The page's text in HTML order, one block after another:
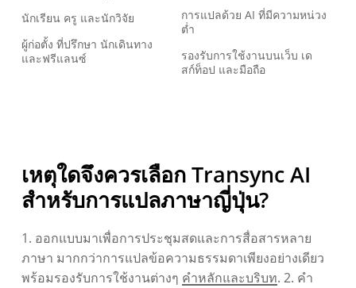
นักเรียน ครู และนักวิจัย
ผู้ก่อตั้ง ที่ปรึกษา นักเดินทาง
และฟรีแลนซ์
การแปลด้วย AI ที่มีความหน่วง
ต่ำ
รองรับการใช้งานบนเว็บ เด
สก์ท็อป และมือถือ
เหตุใดจึงควรเลือก Transync AI
สำหรับการแปลภาษาญี่ปุ่น?
1. ออกแบบมาเพื่อการประชุมสดและการสื่อสารหลาย
ภาษา มากกว่าการแปลข้อความธรรมดาเพียงอย่างเดียว
พร้อมรองรับการใช้งานต่างๆ คำหลักและบริบท. 2. คำ